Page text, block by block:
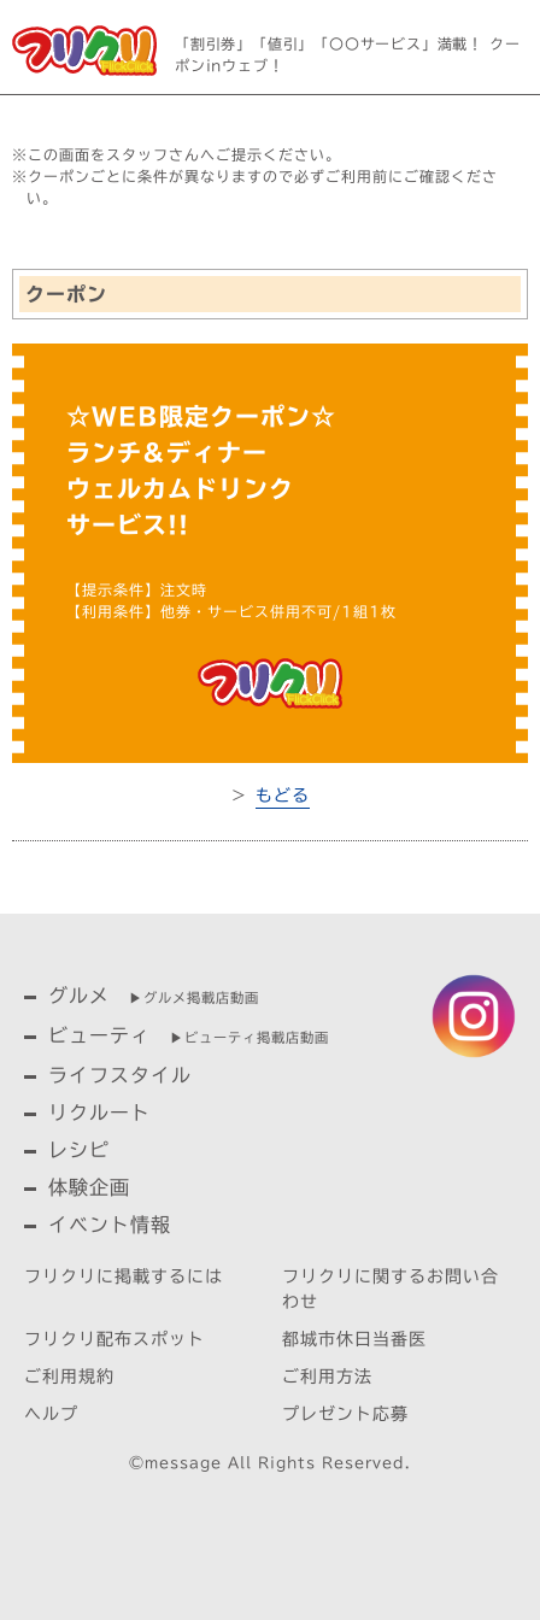
「割引券」「値引」「〇〇サービス」満載！ クー
ポンinウェブ！
※この画面をスタッフさんへご提示ください。
※クーポンごとに条件が異なりますので必ずご利用前にご確認くださ
い。
クーポン
☆WEB限定クーポン☆
ランチ&ディナー
ウェルカムドリンク
サービス!!
【提示条件】注文時
【利用条件】他券・サービス併用不可/1組1枚
＞ もどる
グルメ ▶︎グルメ掲載店動画
ビューティ ▶︎ビューティ掲載店動画
ライフスタイル
リクルート
レシピ
体験企画
イベント情報
フリクリに掲載するには
フリクリに関するお問い合
わせ
フリクリ配布スポット 都城市休日当番医
ご利用規約 ご利用方法
ヘルプ プレゼント応募
©message All Rights Reserved.